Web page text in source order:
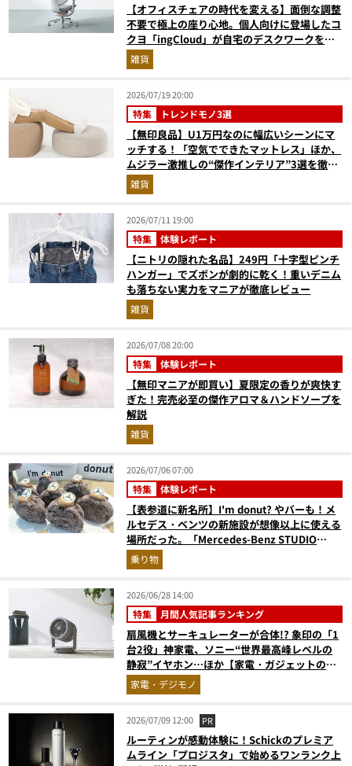
【オフィスチェアの時代を変える】面倒な調整
不要で極上の座り心地。個人向けに登場したコ
クヨ「ingCloud」が自宅のデスクワークを激
変させる3つの理由
雑貨
2026/07/19 20:00
特集 トレンドモノ3選
【無印良品】U1万円なのに幅広いシーンにマ
ッチする！「空気でできたマットレス」ほか、
ムジラー激推しの“傑作インテリア”3選を徹底
解説
雑貨
2026/07/11 19:00
特集 体験レポート
【ニトリの隠れた名品】249円「十字型ピンチ
ハンガー」でズボンが劇的に乾く！重いデニム
も落ちない実力をマニアが徹底レビュー
雑貨
2026/07/08 20:00
特集 体験レポート
【無印マニアが即買い】夏限定の香りが爽快す
ぎた！完売必至の傑作アロマ＆ハンドソープを
解説
雑貨
2026/07/06 07:00
特集 体験レポート
【表参道に新名所】I'm donut? やバーも！メ
ルセデス・ベンツの新施設が想像以上に使える
場所だった。「Mercedes-Benz STUDIO
TOKYO」体験レポ
乗り物
2026/06/28 14:00
特集 月間人気記事ランキング
扇風機とサーキュレーターが合体!? 象印の「1
台2役」神家電、ソニー“世界最高峰レベルの
静寂”イヤホン…ほか【家電・ガジェットの人
気記事ランキングベスト3】（2026年5月版）
家電・デジモノ
2026/07/09 12:00 PR
ルーティンが感動体験に！Schickのプレミア
ムライン「プロジスタ」で始めるワンランク上